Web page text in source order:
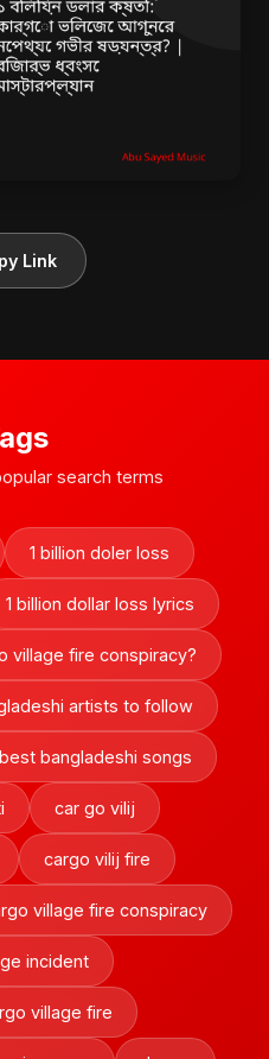
Link
search terms
1 billion doler loss
1 billion dollar loss lyrics
village fire conspiracy?
artists to follow
best bangladeshi songs
car go vilij
cargo vilij fire
village fire conspiracy
incident
village fire